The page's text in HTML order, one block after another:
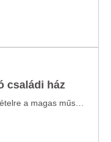
családi ház